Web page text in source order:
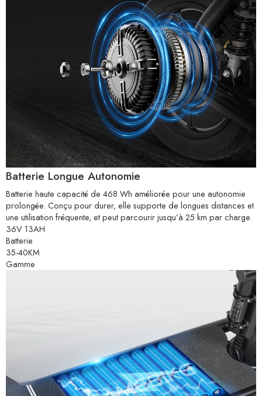
Batterie Longue Autonomie
Batterie haute capacité de 468 Wh améliorée pour une autonomie
prolongée. Conçu pour durer, elle supporte de longues distances et
une utilisation fréquente, et peut parcourir jusqu’à 25 km par charge.
36V 13AH
Batterie
35-40KM
Gamme